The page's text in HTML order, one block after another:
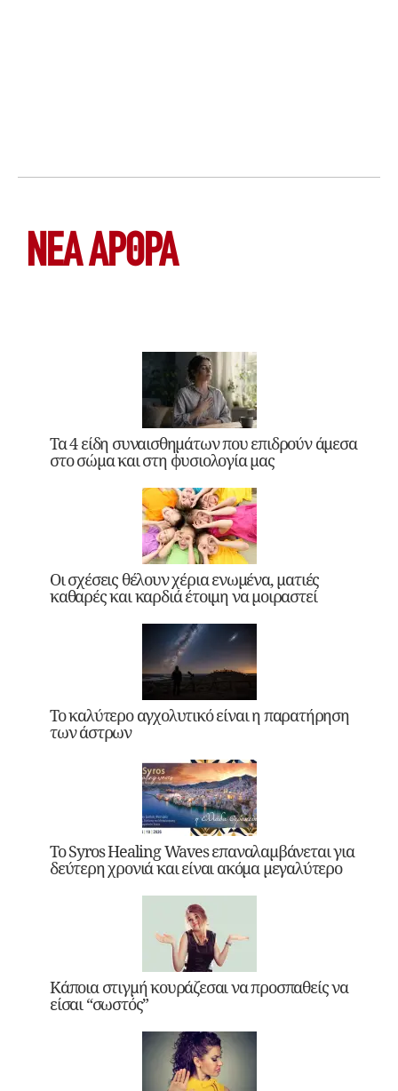
ΝΕΑ ΆΡΘΡΑ
Τα 4 είδη συναισθημάτων που επιδρούν άμεσα
στο σώμα και στη φυσιολογία μας
Οι σχέσεις θέλουν χέρια ενωμένα, ματιές
καθαρές και καρδιά έτοιμη να μοιραστεί
Το καλύτερο αγχολυτικό είναι η παρατήρηση
των άστρων
Το Syros Healing Waves επαναλαμβάνεται για
δεύτερη χρονιά και είναι ακόμα μεγαλύτερο
Κάποια στιγμή κουράζεσαι να προσπαθείς να
είσαι “σωστός”